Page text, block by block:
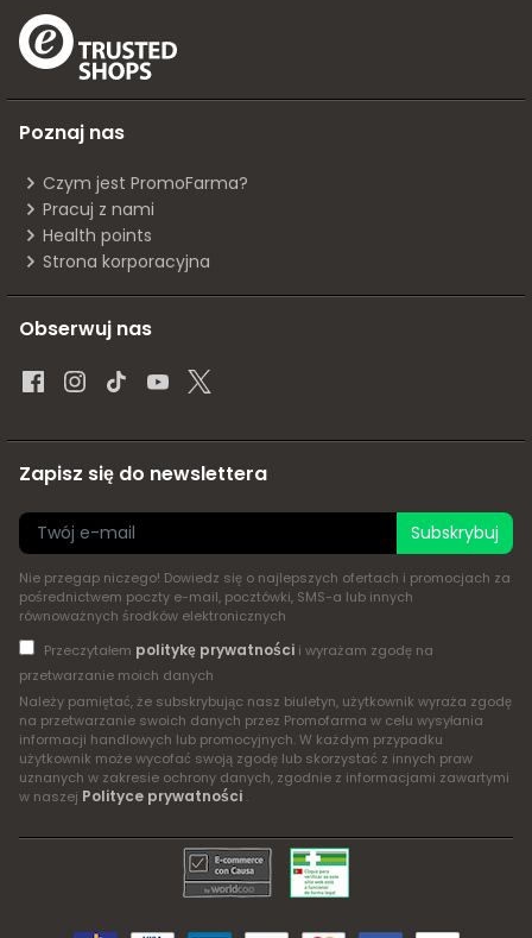
Poznaj nas
Czym jest PromoFarma?
Pracuj z nami
Health points
Strona korporacyjna
Obserwuj nas
Zapisz się do newslettera
Subskrybuj
Nie przegap niczego! Dowiedz się o najlepszych ofertach i promocjach za
pośrednictwem poczty e-mail, pocztówki, SMS-a lub innych
równoważnych środków elektronicznych
Przeczytałem politykę prywatnościi wyrażam zgodę na
przetwarzanie moich danych
Należy pamiętać, że subskrybując nasz biuletyn, użytkownik wyraża zgodę
na przetwarzanie swoich danych przez Promofarma w celu wysyłania
informacji handlowych lub promocyjnych. W każdym przypadku
użytkownik może wycofać swoją zgodę lub skorzystać z innych praw
uznanych w zakresie ochrony danych, zgodnie z informacjami zawartymi
w naszej Polityce prywatności .